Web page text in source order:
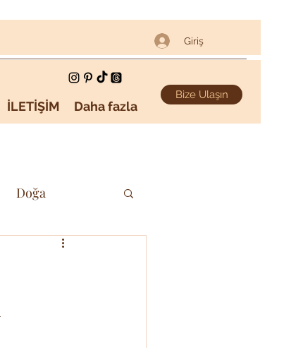
Giriş
İLETİŞİM Daha fazla
Bize Ulaşın
Doğa
Sanat & Kültür